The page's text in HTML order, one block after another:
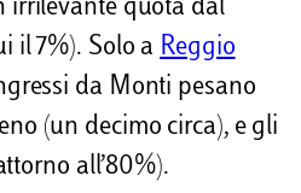
irrilevante quota dal
il 7%). Solo a Reggio
da Monti pesano
(un decimo circa), e gli
all’80%).